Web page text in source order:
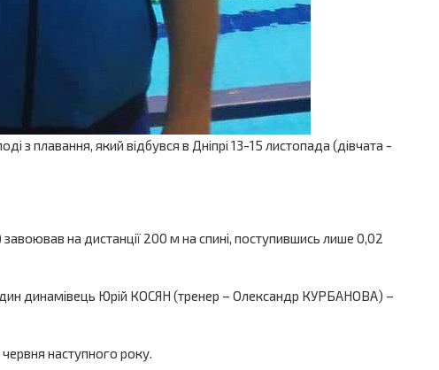
плавання, який відбувся в Дніпрі 13-15 листопада (дівчата -
на дистанції 200 м на спині, поступившись лише 0,02
один динамівець Юрій КОСЯН (тренер – Олександр КУРБАНОВА) –
наступного року.